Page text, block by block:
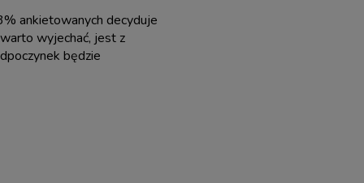
ankietowanych decyduje
wyjechać, jest z
będzie